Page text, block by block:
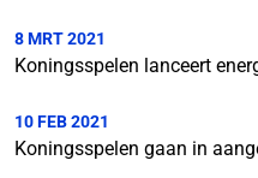
8 MRT 2021
Koningsspelen lanceert
10 FEB 2021
Koningsspelen gaan in